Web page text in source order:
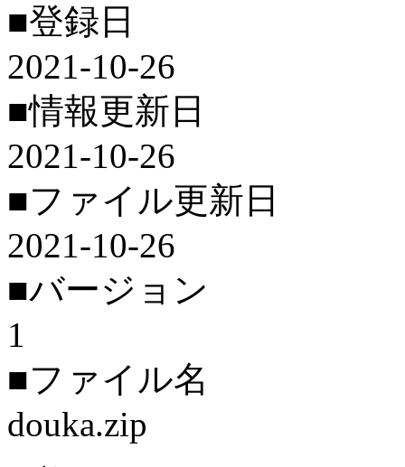
■登録日
2021-10-26
■情報更新日
2021-10-26
■ファイル更新日
2021-10-26
■バージョン
1
■ファイル名
douka.zip